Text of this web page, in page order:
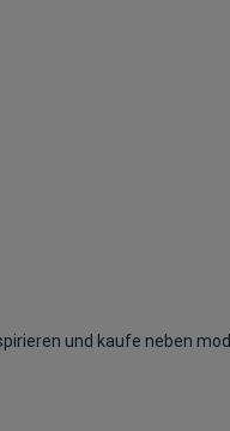
und kaufe neben